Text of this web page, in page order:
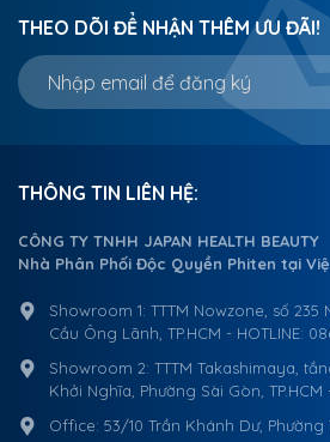
THEO DÕI ĐỂ NHẬN THÊM ƯU ĐÃI!
THÔNG TIN LIÊN HỆ:
CÔNG TY TNHH JAPAN HEALTH BEAUTY
Nhà Phân Phối Độc Quyền Phiten tại
Showroom 1: TTTM Nowzone, số 235
Cầu Ông Lãnh, TP.HCM - HOTLINE:
Showroom 2: TTTM Takashimaya,
Khởi Nghĩa, Phường Sài Gòn, TP.HCM
Office: 53/10 Trần Khánh Dư, Phường